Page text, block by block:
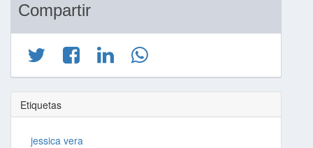
Compartir
Etiquetas
jessica vera